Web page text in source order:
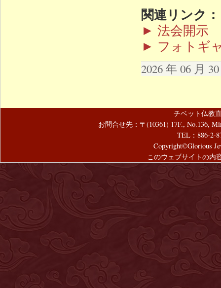
関連リンク：
► 法会開示
► フォトギ
2026 年 06 月
チベット仏教
お問合せ先：〒(10361) 17F., No.136,
TEL：886-2-
Copyright©Glorious
このウェブサイトの内